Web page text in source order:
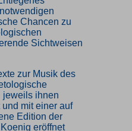
Chancen zu
Sichtweisen
zur Musik des
jeweils ihnen
mit einer auf
Edition der
eröffnet